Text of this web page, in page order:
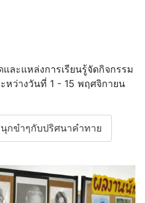
ะแหล่งการเรียนรู้จัดกิจกรรม
หว่างวันที่ 1 - 15 พฤศจิกายน
กขำๆกับปริศนาคำทาย